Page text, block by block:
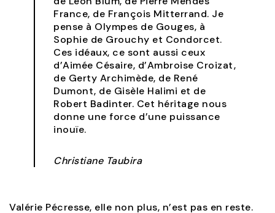
France, de François Mitterrand. Je
pense à Olympes de Gouges, à
Sophie de Grouchy et Condorcet.
Ces idéaux, ce sont aussi ceux
d’Aimée Césaire, d’Ambroise Croizat,
de Gerty Archimède, de René
Dumont, de Gisèle Halimi et de
Robert Badinter. Cet héritage nous
donne une force d’une puissance
inouïe.
Christiane Taubira
Valérie Pécresse, elle non plus, n’est pas en reste.